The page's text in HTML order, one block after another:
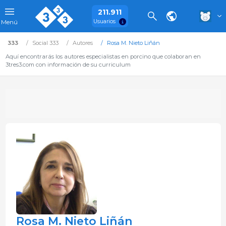
Menú
211.911
Usuarios
333 Social 333 Autores
Rosa M. Nieto Liñán
Aquí encontrarás los autores especialistas en porcino que colaboran en
3tres3.com con información de su curriculum
Rosa M. Nieto Liñán